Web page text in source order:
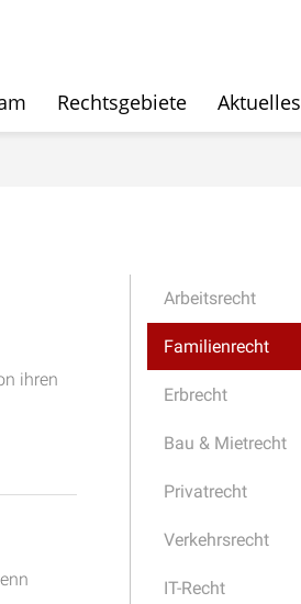
Rechtsgebiete Aktuelles
Arbeitsrecht
Familienrecht
Erbrecht
Bau & Mietrecht
Privatrecht
Verkehrsrecht
IT-Recht
ihren